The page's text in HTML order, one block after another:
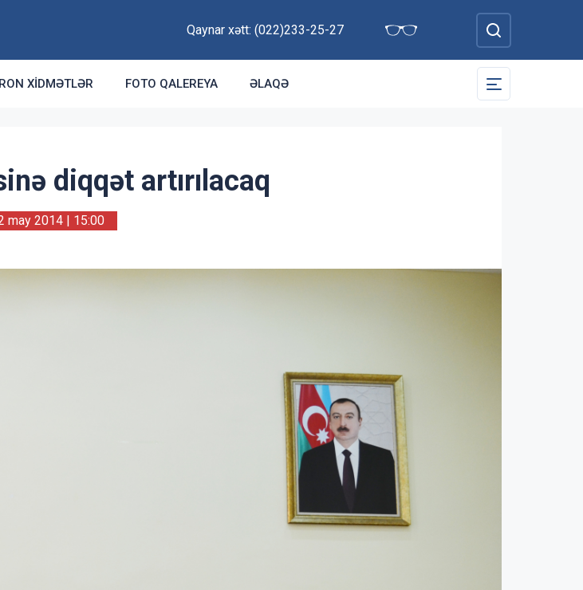
Qaynar xətt: (022)233-25-27
XIDMƏTLƏR FOTO QALEREYA ƏLAQƏ
diqqət artırılacaq
may 2014 | 15:00